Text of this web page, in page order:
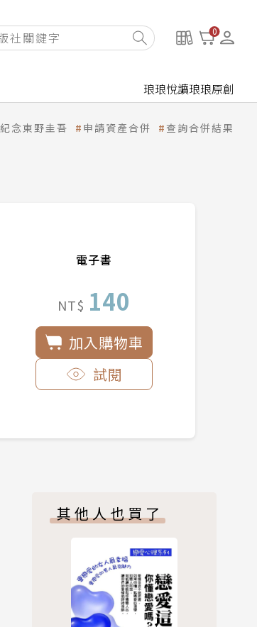
0
琅琅悅讀琅琅原創
紀念東野圭吾 申請資產合併 查詢合併結果
電子書
NT$ 140
加入購物車
試閱
其他人也買了